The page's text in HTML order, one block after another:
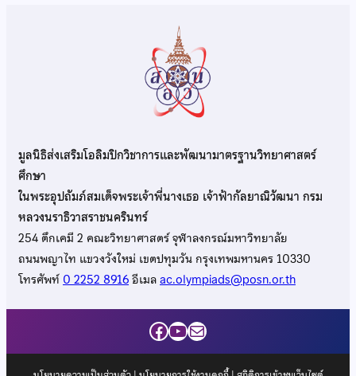
มูลนิธิส่งเสริมโอลิมปิกวิชาการและพัฒนามาตรฐานวิทยาศาสตร์
ศึกษา
ในพระอุปถัมภ์สมเด็จพระเจ้าพี่นางเธอ เจ้าฟ้ากัลยาณิวัฒนา กรม
หลวงนราธิวาสราชนครินทร์
254 ตึกเคมี 2 คณะวิทยาศาสตร์ จุฬาลงกรณ์มหาวิทยาลัย
ถนนพญาไท แขวงวังใหม่ เขตปทุมวัน กรุงเทพมหานคร 10330
โทรศัพท์0 2252 8916อีเมลac.olympiads@posn.or.th
Facebook
YouTube
Mail